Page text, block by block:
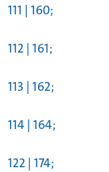
111 | 160;
112 | 161;
113 | 162;
114 | 164;
122 | 174;